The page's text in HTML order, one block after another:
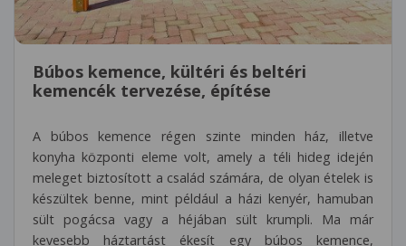
Búbos kemence, kültéri és beltéri
kemencék tervezése, építése
A búbos kemence régen szinte minden ház, illetve
konyha központi eleme volt, amely a téli hideg idején
meleget biztosított a család számára, de olyan ételek is
készültek benne, mint például a házi kenyér, hamuban
sült pogácsa vagy a héjában sült krumpli. Ma már
kevesebb háztartást ékesít egy búbos kemence,